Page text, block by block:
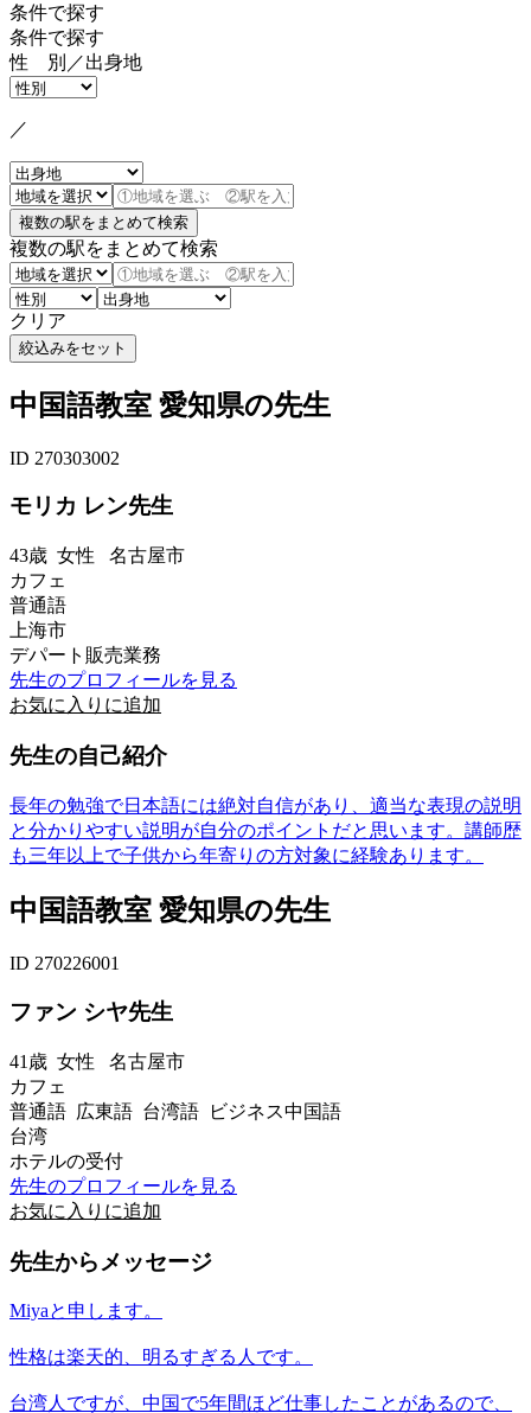
条件で探す
条件で探す
性 別／出身地
／
複数の駅をまとめて検索
クリア
中国語教室 愛知県の先生
ID 270303002
モリカ レン先生
43歳 女性 名古屋市
カフェ
普通語
上海市
デパート販売業務
先生のプロフィールを見る
お気に入りに追加
先生の自己紹介
長年の勉強で日本語には絶対自信があり、適当な表現の説明
と分かりやすい説明が自分のポイントだと思います。講師歴
も三年以上で子供から年寄りの方対象に経験あります。
中国語教室 愛知県の先生
ID 270226001
ファン シヤ先生
41歳 女性 名古屋市
カフェ
普通語 広東語 台湾語 ビジネス中国語
台湾
ホテルの受付
先生のプロフィールを見る
お気に入りに追加
先生からメッセージ
Miyaと申します。
性格は楽天的、明るすぎる人です。
台湾人ですが、中国で5年間ほど仕事したことがあるので、